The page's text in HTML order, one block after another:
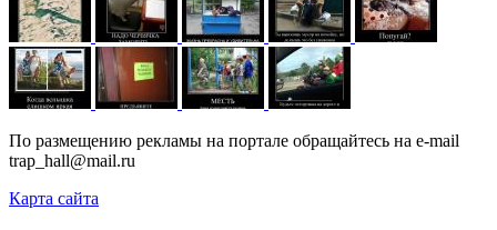
По размещению рекламы на портале обращайтесь на e-mail
trap_hall@mail.ru
Карта сайта